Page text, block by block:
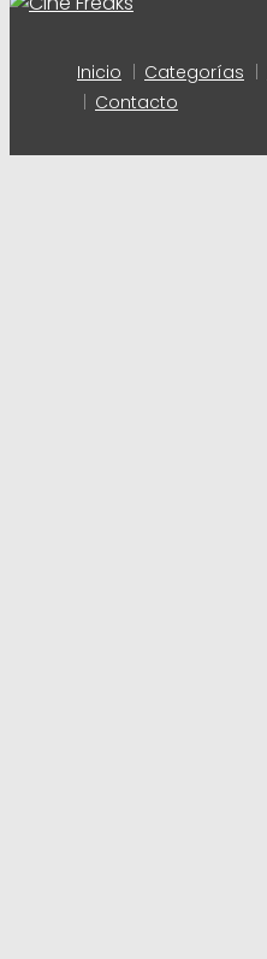
Inicio Categorías
Contacto